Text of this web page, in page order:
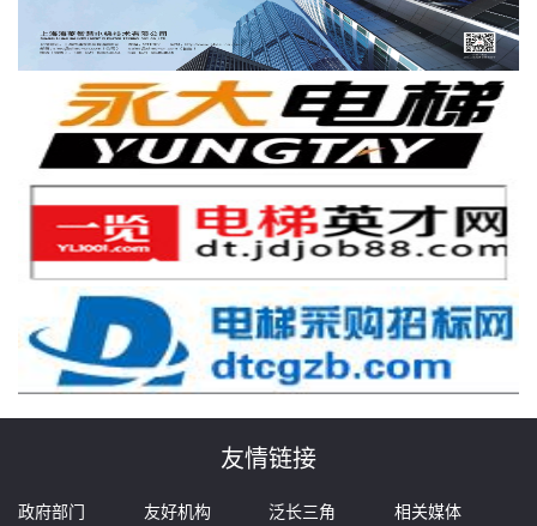
友情链接
政府部门 友好机构 泛长三角 相关媒体